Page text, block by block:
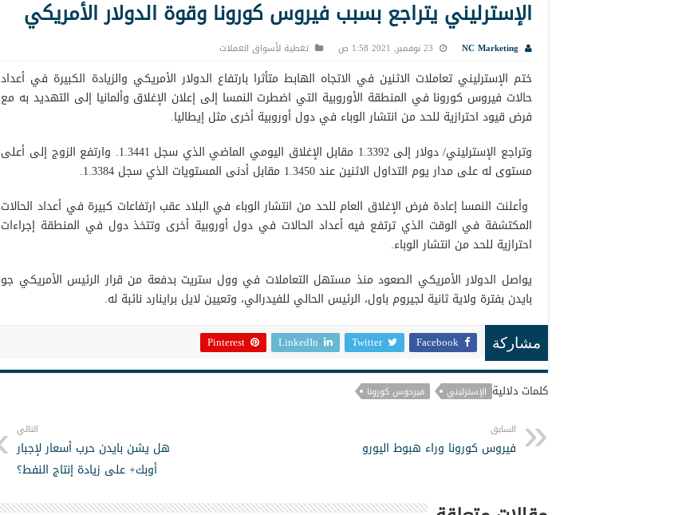
الإسترليني يتراجع بسبب فيروس كورونا وقوة الدولار الأمريكي
NC Marketing 23 نوفمبر, 2021 1:58 ص تغطية لأسواق العملات
ختم الإسترليني تعاملات الاثنين في الاتجاه الهابط متأثرا بارتفاع الدولار الأمريكي والزيادة الكبيرة في أعداد
حالات فيروس كورونا في المنطقة الأوروبية التي اضطرت النمسا إلى إعلان الإغلاق وألمانيا إلى التهديد به مع
فرض قيود احترازية للحد من انتشار الوباء في دول أوروبية أخرى مثل إيطاليا.
وتراجع الإسترليني/ دولار إلى 1.3392 مقابل الإغلاق اليومي الماضي الذي سجل 1.3441. وارتفع الزوج إلى أعلى
مستوى له على مدار يوم التداول الاثنين عند 1.3450 مقابل أدنى المستويات الذي سجل 1.3384.
وأعلنت النمسا إعادة فرض الإغلاق العام للحد من انتشار الوباء في البلاد عقب ارتفاعات كبيرة في أعداد الحالات
المكتشفة في الوقت الذي ترتفع فيه أعداد الحالات في دول أوروبية أخرى وتتخذ دول في المنطقة إجراءات
احترازية للحد من انتشار الوباء.
يواصل الدولار الأمريكي الصعود منذ مستهل التعاملات في وول ستريت بدفعة من قرار الرئيس الأمريكي جو
بايدن بفترة ولاية ثانية لجيروم باول، الرئيس الحالي للفيدرالي، وتعيين لايل براينارد نائبة له.
مشاركة Facebook
Twitter
LinkedIn
Pinterest
كلمات دلالية الإسترليني فيرحوس كورونا
السابق
فيروس كورونا وراء هبوط اليورو
التالي
هل يشن بايدن حرب أسعار لإجبار
أوبك+ على زيادة إنتاج النفط؟